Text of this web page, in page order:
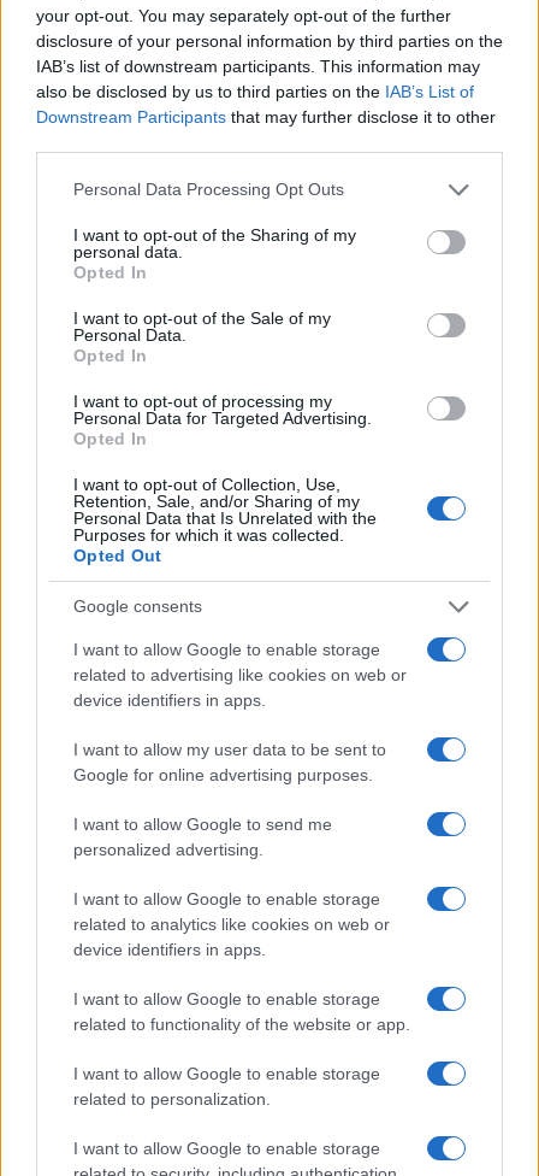
your opt-out. You may separately opt-out of the further
disclosure of your personal information by third parties on the
IAB’s list of downstream participants. This information may
also be disclosed by us to third parties on the IAB’s List of
Downstream Participants that may further disclose it to other
Please note that this website/app uses one or more Google
not limited to your visit or usage behaviour. You may click to
grant or deny consent to Google and its third-party tags to
use your data for below specified purposes in below Google
consent section.
Personal Data Processing Opt Outs
I want to opt-out of the Sharing of my
personal data.
Opted In
I want to opt-out of the Sale of my
Personal Data.
Opted In
I want to opt-out of processing my
Personal Data for Targeted Advertising.
Opted In
I want to opt-out of Collection, Use,
Retention, Sale, and/or Sharing of my
Personal Data that Is Unrelated with the
Purposes for which it was collected.
Opted Out
Google consents
I want to allow Google to enable storage
related to advertising like cookies on web or
device identifiers in apps.
I want to allow my user data to be sent to
Google for online advertising purposes.
I want to allow Google to send me
personalized advertising.
I want to allow Google to enable storage
related to analytics like cookies on web or
device identifiers in apps.
I want to allow Google to enable storage
related to functionality of the website or app.
I want to allow Google to enable storage
related to personalization.
I want to allow Google to enable storage
AUTORE
Staff
Continua a leggere
Vigezzo
Andrea Conforti · 5 Ago 2026